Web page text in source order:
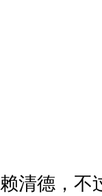
赖清德，不